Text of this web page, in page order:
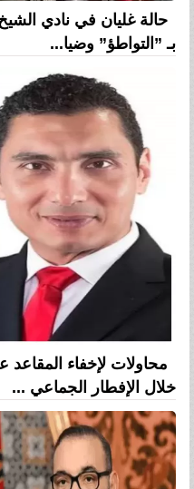
حالة غليان في نادي
بـ ”التواطؤ” وضيا...
محاولات لإخفاء المقاعد
خلال الإفطار الجماعي ...